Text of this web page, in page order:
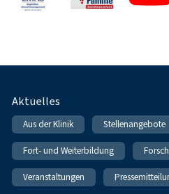
Fußnavigation
Aktuelles
Aus der Klinik Stellenangebote
Fort- und Weiterbildung
Veranstaltungen